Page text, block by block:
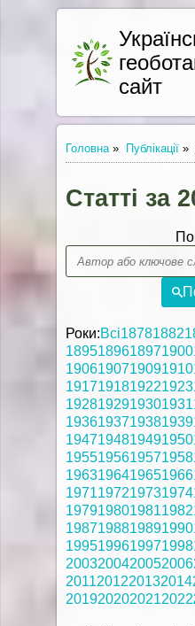
сайт
Головна » Публікації »
Статті за
Роки:Всі18781882
1895189618971900
1906190719091910
1917191819221923
1928192919301931
1936193719381939
1947194819491950
1955195619571958
1963196419651966
1971197219731974
1979198019811982
1987198819891990
1995199619971998
2003200420052006
2011201220132014
2019202020212022